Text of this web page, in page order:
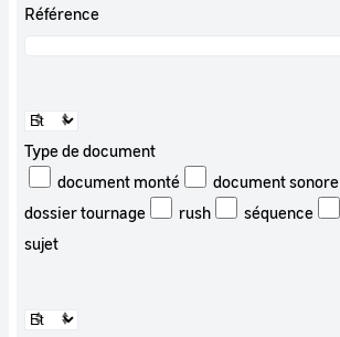
Référence
Type de document
document monté
document sonore
dossier tournage
rush
séquence
sujet